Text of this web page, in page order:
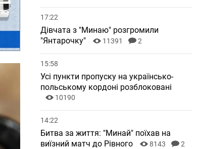
17:22
Дівчата з "Минаю" розгромили
"Янтарочку"
11391 2
15:58
Усі пункти пропуску на українсько-
польському кордоні розблоковані
10190
14:22
Битва за життя: "Минай" поїхав на
виїзний матч до Рівного
8143 2